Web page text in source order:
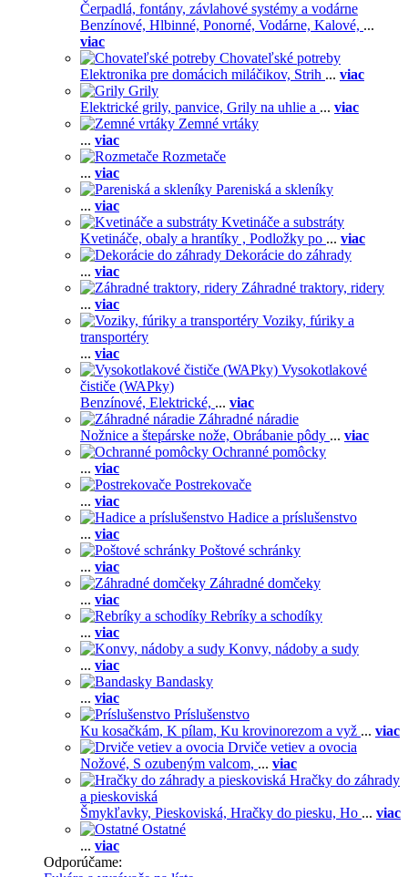
Čerpadlá, fontány, závlahové systémy a vodárne
Benzínové, Hlbinné, Ponorné, Vodárne, Kalové, ...
viac
Chovateľské potreby
Elektronika pre domácich miláčikov, Strih ... viac
Grily
Elektrické grily, panvice, Grily na uhlie a ... viac
Zemné vrtáky
... viac
Rozmetače
... viac
Pareniská a skleníky
... viac
Kvetináče a substráty
Kvetináče, obaly a hrantíky , Podložky po ... viac
Dekorácie do záhrady
... viac
Záhradné traktory, ridery
... viac
Voziky, fúriky a
transportéry
... viac
Vysokotlakové
čističe (WAPky)
Benzínové, Elektrické, ... viac
Záhradné náradie
Nožnice a štepárske nože, Obrábanie pôdy ... viac
Ochranné pomôcky
... viac
Postrekovače
... viac
Hadice a príslušenstvo
... viac
Poštové schránky
... viac
Záhradné domčeky
... viac
Rebríky a schodíky
... viac
Konvy, nádoby a sudy
... viac
Bandasky
... viac
Príslušenstvo
Ku kosačkám, K pílam, Ku krovinorezom a vyž ... viac
Drviče vetiev a ovocia
Nožové, S ozubeným valcom, ... viac
Hračky do záhrady
a pieskoviská
Šmykľavky, Pieskoviská, Hračky do piesku, Ho ... viac
Ostatné
... viac
Odporúčame: